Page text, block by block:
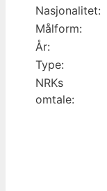
Nasjonalitet:
Målform:
År:
Type:
NRKs
omtale: